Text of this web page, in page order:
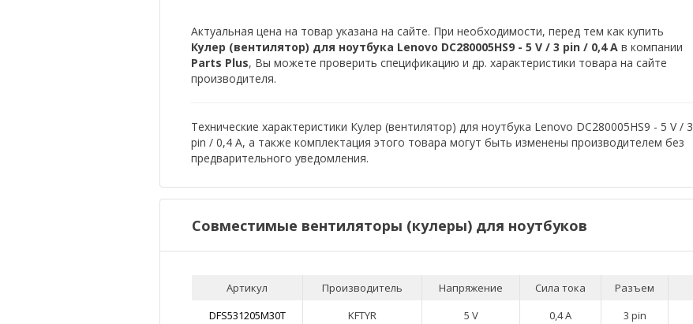
Актуальная цена на товар указана на сайте. При необходимости, перед тем как купить
Кулер (вентилятор) для ноутбука Lenovo DC280005HS9 - 5 V / 3 pin / 0,4 А в компании
Parts Plus, Вы можете проверить спецификацию и др. характеристики товара на сайте
производителя.
Технические характеристики Кулер (вентилятор) для ноутбука Lenovo DC280005HS9 - 5 V / 3
pin / 0,4 А, а также комплектация этого товара могут быть изменены производителем без
предварительного уведомления.
Совместимые вентиляторы (кулеры) для ноутбуков
Артикул Производитель Напряжение Сила тока Разъем
DFS531205M30T
KFTYR 5 V 0,4 А 3 pin